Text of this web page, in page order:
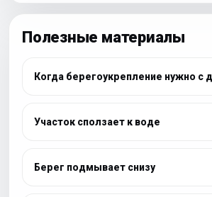
Полезные материалы
Когда берегоукрепление нужно с
Участок сползает к воде
Берег подмывает снизу